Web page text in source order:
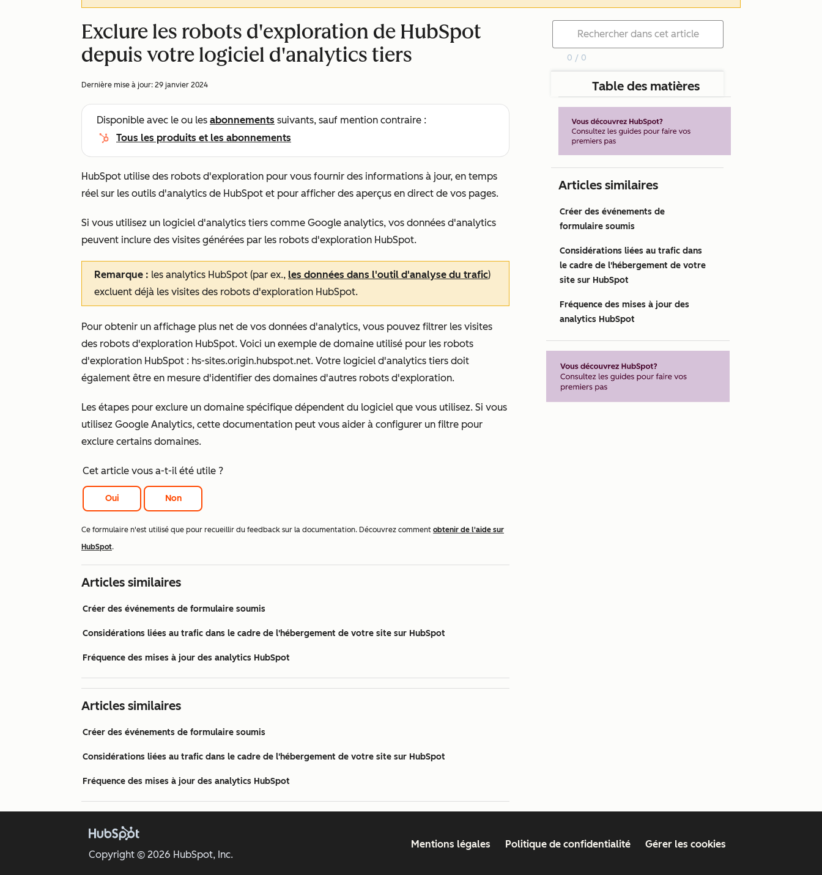
Exclure les robots d'exploration de HubSpot
depuis votre logiciel d'analytics tiers
Dernière mise à jour: 29 janvier 2024
Disponible avec le ou les abonnements suivants, sauf mention contraire :
Tous les produits et les abonnements
HubSpot utilise des robots d'exploration pour vous fournir des informations à jour, en temps
réel sur les outils d'analytics de HubSpot et pour afficher des aperçus en direct de vos pages.
Si vous utilisez un logiciel d'analytics tiers comme Google analytics, vos données d'analytics
peuvent inclure des visites générées par les robots d'exploration HubSpot.
Remarque : les analytics HubSpot (par ex., les données dans l'outil d'analyse du trafic)
excluent déjà les visites des robots d'exploration HubSpot.
Pour obtenir un affichage plus net de vos données d'analytics, vous pouvez filtrer les visites
des robots d'exploration HubSpot. Voici un exemple de domaine utilisé pour les robots
d'exploration HubSpot : hs-sites.origin.hubspot.net. Votre logiciel d'analytics tiers doit
également être en mesure d'identifier des domaines d'autres robots d'exploration.
Les étapes pour exclure un domaine spécifique dépendent du logiciel que vous utilisez. Si vous
utilisez Google Analytics, cette documentation peut vous aider à configurer un filtre pour
exclure certains domaines.
Cet article vous a-t-il été utile ?
Oui Non
Ce formulaire n'est utilisé que pour recueillir du feedback sur la documentation. Découvrez comment obtenir de l'aide sur
HubSpot.
Articles similaires
Créer des événements de formulaire soumis
Considérations liées au trafic dans le cadre de l'hébergement de votre site sur HubSpot
Fréquence des mises à jour des analytics HubSpot
Articles similaires
Créer des événements de formulaire soumis
Considérations liées au trafic dans le cadre de l'hébergement de votre site sur HubSpot
Fréquence des mises à jour des analytics HubSpot
0 / 0
Table des matières
Articles similaires
Créer des événements de
formulaire soumis
Considérations liées au trafic dans
le cadre de l'hébergement de votre
site sur HubSpot
Fréquence des mises à jour des
analytics HubSpot
Copyright © 2026 HubSpot, Inc.
Mentions légales Politique de confidentialité Gérer les cookies